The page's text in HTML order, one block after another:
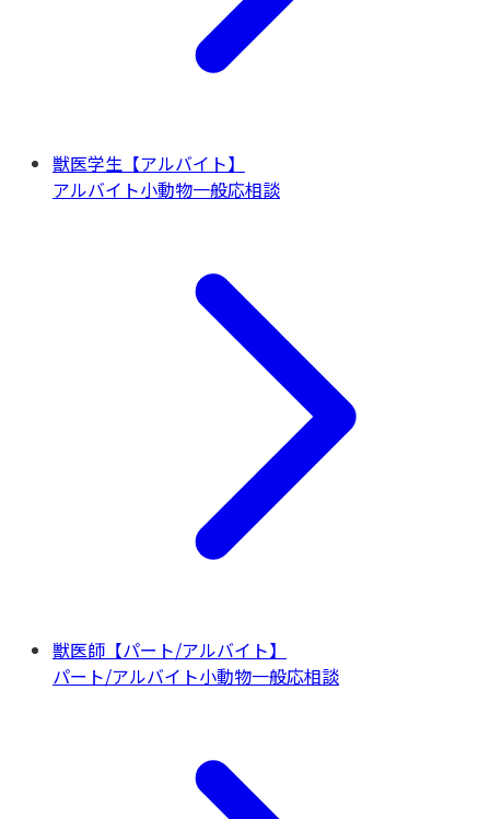
獣医学生【アルバイト】
アルバイト小動物一般応相談
獣医師【パート/アルバイト】
パート/アルバイト小動物一般応相談